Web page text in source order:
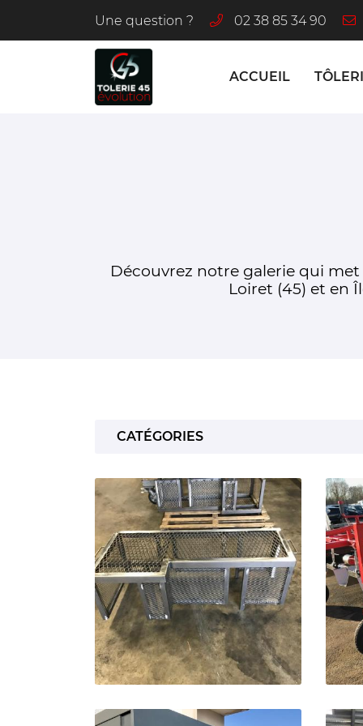
Une question ? 02 38 85 34 90
ACCUEIL
45120 Chalette-sur-Loing
02 38 85 34 90
INSCRIPTION
Découvrez notre galerie qui
Loiret (45) et en
CATÉGORIES